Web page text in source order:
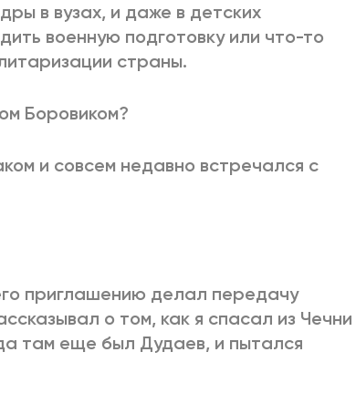
в вузах, и даже в детских
военную подготовку или что-то
страны.
Боровиком?
и совсем недавно встречался с
приглашению делал передачу
о том, как я спасал из Чечни
там еще был Дудаев, и пытался